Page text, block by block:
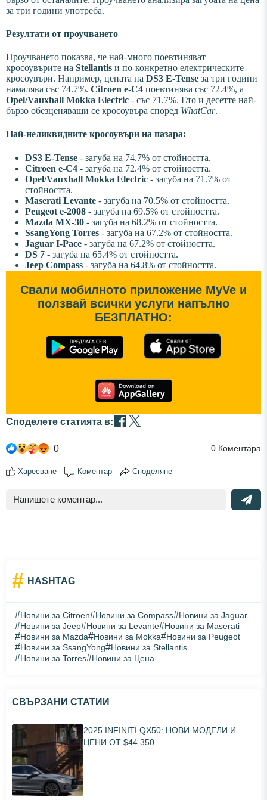
за три години употреба.
Резултати от проучването
Проучването показва, че най-много поевтиняват
кросоувърите на Stellantis и по-конкретно електрическите
кросоувъри. Например, цената на DS3 E-Tense за три години
намалява със 74.7%. Citroen e-C4 поевтинява със 72.4%, а
Opel/Vauxhall Mokka Electric - със 71.7%. Ето и десетте най-
бързо обезценяващи се кросоувъра според WhatCar.
Най-неликвидните кросоувъри на пазара:
DS3 E-Tense - загуба на 74.7% от стойността.
Citroen e-C4 - загуба на 72.4% от стойността.
Opel/Vauxhall Mokka Electric - загуба на 71.7% от
стойността.
Maserati Levante - загуба на 70.5% от стойността.
Peugeot e-2008 - загуба на 69.5% от стойността.
Mazda MX-30 - загуба на 68.2% от стойността.
SsangYong Torres - загуба на 67.2% от стойността.
Jaguar I-Pace - загуба на 67.2% от стойността.
DS 7 - загуба на 65.4% от стойността.
Jeep Compass - загуба на 64.8% от стойността.
Свали мобилното приложение MyVe и
ползвай всички услуги напълно
БЕЗПЛАТНО:
Споделете статията в:
0 0 Коментара
Харесване Коментар Споделяне
# HASHTAG
#Новини за Citroen#Новини за Compass#Новини за Jaguar
#Новини за Jeep#Новини за Levante#Новини за Maserati
#Новини за Mazda#Новини за Mokka#Новини за Peugeot
#Новини за SsangYong#Новини за Stellantis
#Новини за Torres#Новини за Цена
СВЪРЗАНИ СТАТИИ
2025 INFINITI QX50: НОВИ МОДЕЛИ И
ЦЕНИ ОТ $44,350